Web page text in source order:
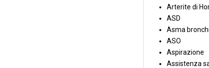
Arterite di
ASD
Asma
ASO
Aspirazione
Assistenza